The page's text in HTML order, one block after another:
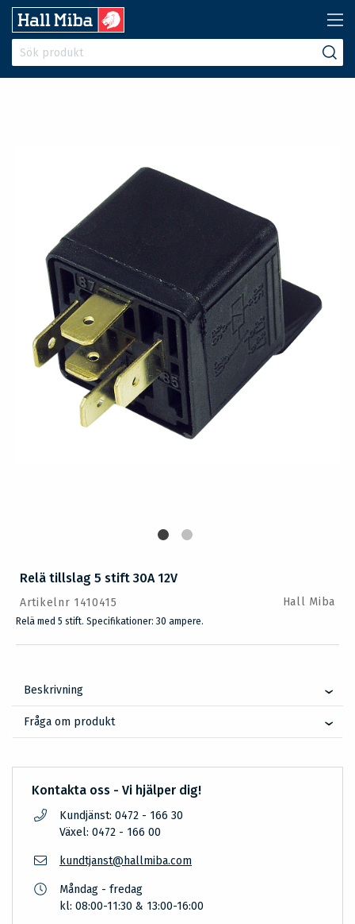
Relä tillslag 5 stift 30A 12V
Artikelnr 1410415 Hall Miba
Relä med 5 stift. Specifikationer: 30 ampere.
Beskrivning
Fråga om produkt
Kontakta oss - Vi hjälper dig!
Kundjänst: 0472 - 166 30
Växel: 0472 - 166 00
kundtjanst@hallmiba.com
Måndag - fredag
kl: 08:00-11:30 & 13:00-16:00